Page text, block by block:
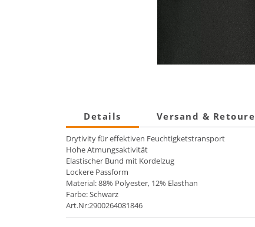
Details Versand & Retoure
Drytivity für effektiven Feuchtigketstransport
Hohe Atmungsaktivität
Elastischer Bund mit Kordelzug
Lockere Passform
Material: 88% Polyester, 12% Elasthan
Farbe: Schwarz
Art.Nr:2900264081846